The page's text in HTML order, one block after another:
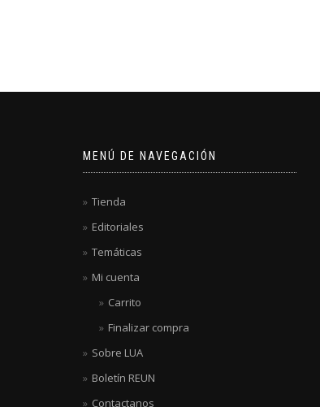
MENÚ DE NAVEGACIÓN
Tienda
Editoriales
Temáticas
Mi cuenta
Carrito
Finalizar compra
Sobre LUA
Boletín REUN
Contactanos